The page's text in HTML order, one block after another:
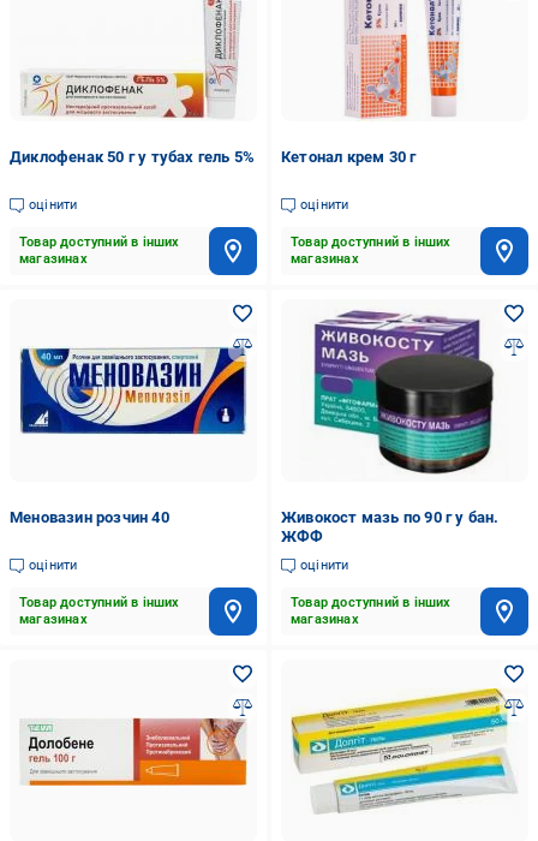
Диклофенак 50 г у тубах гель 5%
оцінити
Товар доступний в інших
магазинах
Кетонал крем 30 г
оцінити
Товар доступний в інших
магазинах
Меновазин розчин 40
оцінити
Товар доступний в інших
магазинах
Живокост мазь по 90 г у бан.
ЖФФ
оцінити
Товар доступний в інших
магазинах